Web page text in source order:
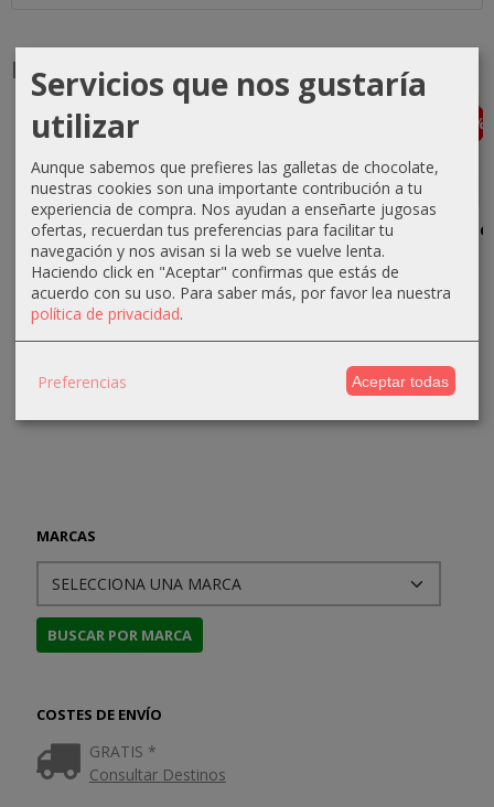
MARCAS
COSTES DE ENVÍO
GRATIS *
Consultar Destinos
Productos Relacionados
Northwest
Smith
40,00 €
Astounding
Stories
(1930-1939)
29,75 €
35,00 €
Almuric
15,00 €
-20 %
Lámpara de
12,00 €
Servicios que nos gustaría
utilizar
Aunque sabemos que prefieres las galletas de chocolate,
nuestras cookies son una importante contribución a tu
experiencia de compra. Nos ayudan a enseñarte jugosas
ofertas, recuerdan tus preferencias para facilitar tu
navegación y nos avisan si la web se vuelve lenta.
Haciendo click en "Aceptar" confirmas que estás de
acuerdo con su uso. Para saber más, por favor lea nuestra
política de privacidad.
Preferencias Aceptar todas